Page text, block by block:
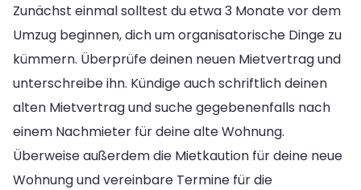
Zunächst einmal solltest du etwa 3 Monate vor dem
Umzug beginnen, dich um organisatorische Dinge zu
kümmern. Überprüfe deinen neuen Mietvertrag und
unterschreibe ihn. Kündige auch schriftlich deinen
alten Mietvertrag und suche gegebenenfalls nach
einem Nachmieter für deine alte Wohnung.
Überweise außerdem die Mietkaution für deine neue
Wohnung und vereinbare Termine für die